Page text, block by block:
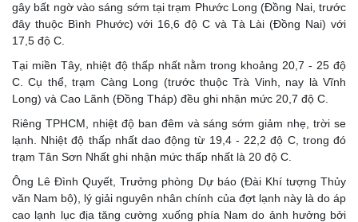
gây bất ngờ vào sáng sớm tại trạm Phước Long (Đồng Nai, trước
đây thuộc Bình Phước) với 16,6 độ C và Tà Lài (Đồng Nai) với
17,5 độ C.
Tại miền Tây, nhiệt độ thấp nhất nằm trong khoảng 20,7 - 25 độ
C. Cụ thể, trạm Càng Long (trước thuộc Trà Vinh, nay là Vĩnh
Long) và Cao Lãnh (Đồng Tháp) đều ghi nhận mức 20,7 độ C.
Riêng TPHCM, nhiệt độ ban đêm và sáng sớm giảm nhẹ, trời se
lạnh. Nhiệt độ thấp nhất dao động từ 19,4 - 22,2 độ C, trong đó
trạm Tân Sơn Nhất ghi nhận mức thấp nhất là 20 độ C.
Ông Lê Đình Quyết, Trưởng phòng Dự báo (Đài Khí tượng Thủy
văn Nam bộ), lý giải nguyên nhân chính của đợt lạnh này là do áp
cao lạnh lục địa tăng cường xuống phía Nam do ảnh hưởng bởi